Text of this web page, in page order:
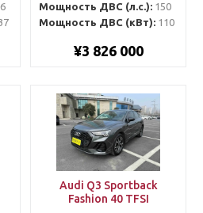
Мощность ДВС (л.с.):150
Мощность ДВС (кВт):110
¥3 826 000
Audi Q3 Sportback
Fashion 40 TFSI